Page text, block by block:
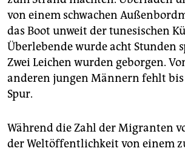
von einem schwachen
das Boot unweit der tunesischen
Überlebende wurde acht Stunden
Zwei Leichen wurden geborgen.
anderen jungen Männern fehlt bis
Spur.
Während die Zahl der Migranten
der Weltöffentlichkeit von einem